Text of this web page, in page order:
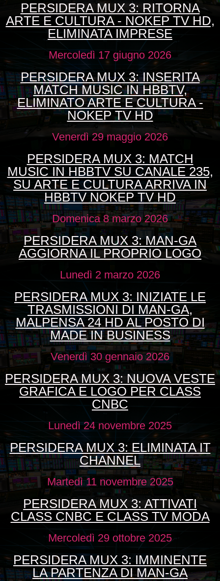
PERSIDERA MUX 3: RITORNA
ARTE E CULTURA - NOKEP TV HD,
ELIMINATA IMPRESE
Mercoledì 17 giugno 2026
PERSIDERA MUX 3: INSERITA
MATCH MUSIC IN HBBTV,
ELIMINATO ARTE E CULTURA -
NOKEP TV HD
Venerdì 29 maggio 2026
PERSIDERA MUX 3: MATCH
MUSIC IN HBBTV SU CANALE 235,
SU ARTE E CULTURA ARRIVA IN
HBBTV NOKEP TV HD
Domenica 8 marzo 2026
PERSIDERA MUX 3: MAN-GA
AGGIORNA IL PROPRIO LOGO
Lunedì 2 marzo 2026
PERSIDERA MUX 3: INIZIATE LE
TRASMISSIONI DI MAN-GA,
MALPENSA 24 HD AL POSTO DI
MADE IN BUSINESS
Venerdì 30 gennaio 2026
PERSIDERA MUX 3: NUOVA VESTE
GRAFICA E LOGO PER CLASS
CNBC
Lunedì 24 novembre 2025
PERSIDERA MUX 3: ELIMINATA IT
CHANNEL
Martedì 11 novembre 2025
PERSIDERA MUX 3: ATTIVATI
CLASS CNBC E CLASS TV MODA
Mercoledì 29 ottobre 2025
PERSIDERA MUX 3: IMMINENTE
LA PARTENZA DI MAN-GA